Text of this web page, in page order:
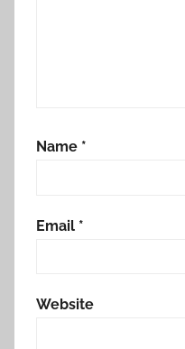
Name *
Email *
Website